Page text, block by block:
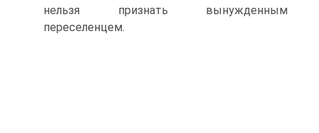
нельзя признать вынужденным
переселенцем.